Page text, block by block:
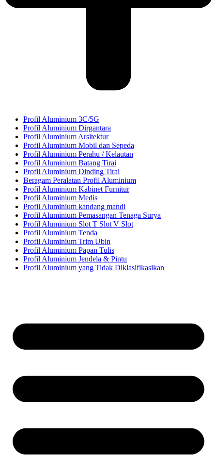
Profil Aluminium 3C/5G
Profil Aluminium Dirgantara
Profil Aluminium Arsitektur
Profil Aluminium Mobil dan Sepeda
Profil Aluminium Perahu / Kelautan
Profil Aluminium Batang Tirai
Profil Aluminium Dinding Tirai
Beragam Peralatan Profil Aluminium
Profil Aluminium Kabinet Furnitur
Profil Aluminium Medis
Profil Aluminium kandang mandi
Profil Aluminium Pemasangan Tenaga Surya
Profil Aluminium Slot T Slot V Slot
Profil Aluminium Tenda
Profil Aluminium Trim Ubin
Profil Aluminium Papan Tulis
Profil Aluminium Jendela & Pintu
Profil Aluminium yang Tidak Diklasifikasikan